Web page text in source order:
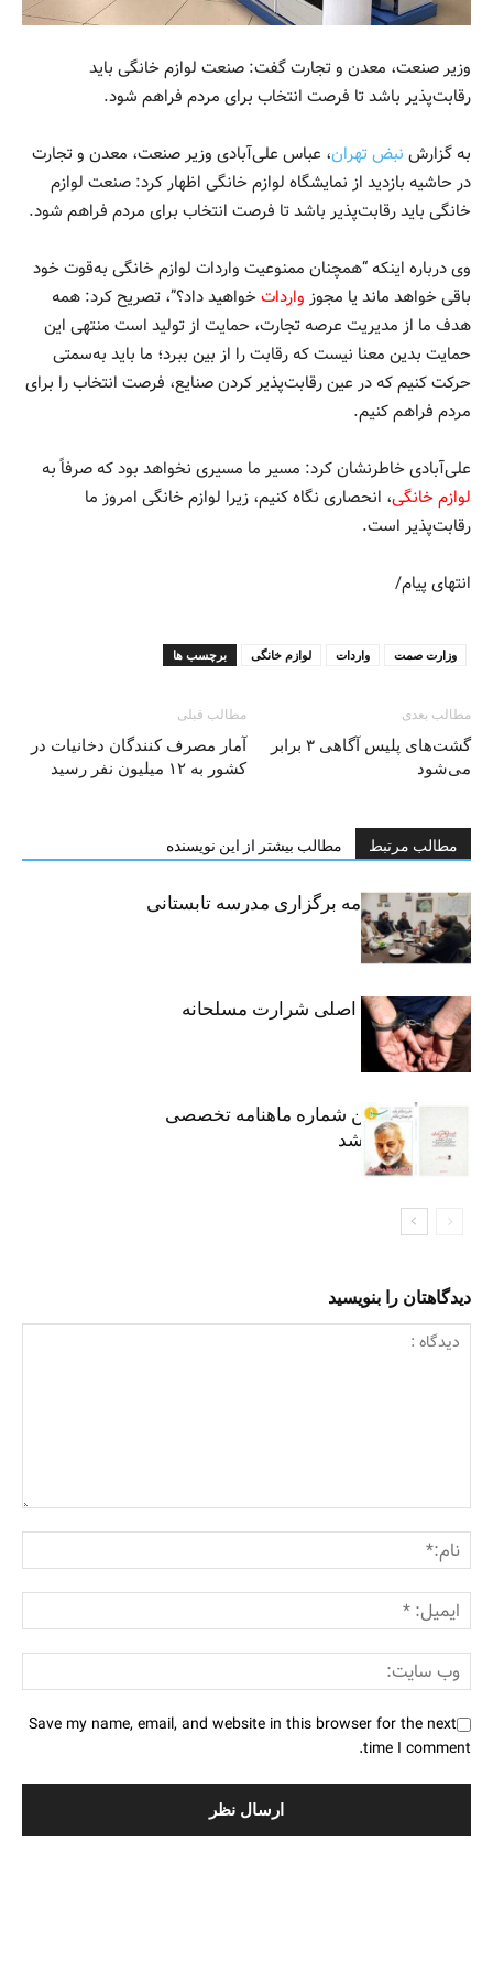
وزیر صنعت، معدن و تجارت گفت: صنعت لوازم خانگی باید
رقابت‌پذیر باشد تا فرصت انتخاب برای مردم فراهم شود.
به گزارش نبض تهران، عباس علی‌آبادی وزیر صنعت، معدن و تجارت
در حاشیه بازدید از نمایشگاه لوازم خانگی اظهار کرد: صنعت لوازم
خانگی باید رقابت‌پذیر باشد تا فرصت انتخاب برای مردم فراهم شود.
وی درباره اینکه “همچنان ممنوعیت واردات لوازم خانگی به‌قوت خود
باقی خواهد ماند یا مجوز وارداتخواهید داد؟”، تصریح کرد: همه
هدف ما از مدیریت عرصه تجارت، حمایت از تولید است منتهی این
حمایت بدین معنا نیست که رقابت را از بین ببرد؛ ما باید به‌سمتی
حرکت کنیم که در عین رقابت‌پذیر کردن صنایع، فرصت انتخاب را برای
مردم فراهم کنیم.
علی‌آبادی خاطرنشان کرد: مسیر ما مسیری نخواهد بود که صرفاً به
لوازم خانگی، انحصاری نگاه کنیم، زیرا لوازم خانگی امروز ما
رقابت‌پذیر است.
انتهای پیام/
برچسب ها لوازم خانگی واردات وزارت صمت
مطالب قبلی
آمار مصرف کنندگان دخانیات در
کشور به ۱۲ میلیون نفر رسید
مطالب بعدی
گشت‌های پلیس آگاهی ۳ برابر
می‌شود
مطالب مرتبط مطالب بیشتر از این نویسنده
امضای تفاهم‌نامه برگزاری مدرسه تابستانی
مهارتی
دستگیری متهم اصلی شرارت مسلحانه
هشتاد و هفتمین شماره ماهنامه تخصصی
«سرو» منتشر شد
دیدگاهتان را بنویسید
Save my name, email, and website in this browser for the next
time I comment.